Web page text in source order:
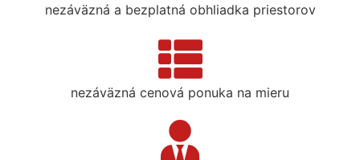
nezáväzná a bezplatná obhliadka priestorov
nezáväzná cenová ponuka na mieru